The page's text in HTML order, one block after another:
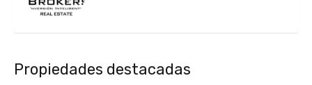
Propiedades destacadas